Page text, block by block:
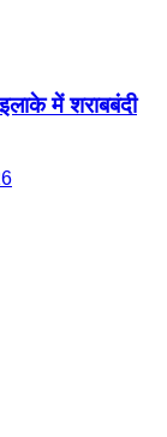
में शराबबंदी